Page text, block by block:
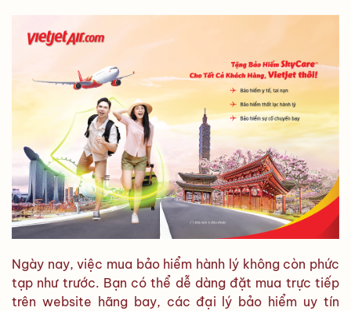
Ngày nay, việc mua bảo hiểm hành lý không còn phức
tạp như trước. Bạn có thể dễ dàng đặt mua trực tiếp
trên website hãng bay, các đại lý bảo hiểm uy tín